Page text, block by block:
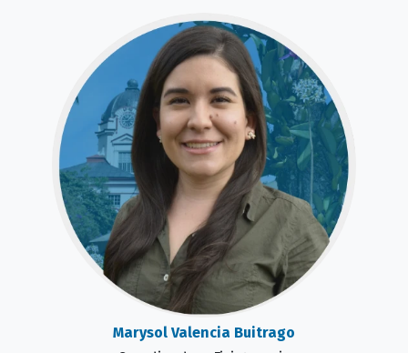
Marysol Valencia Buitrago